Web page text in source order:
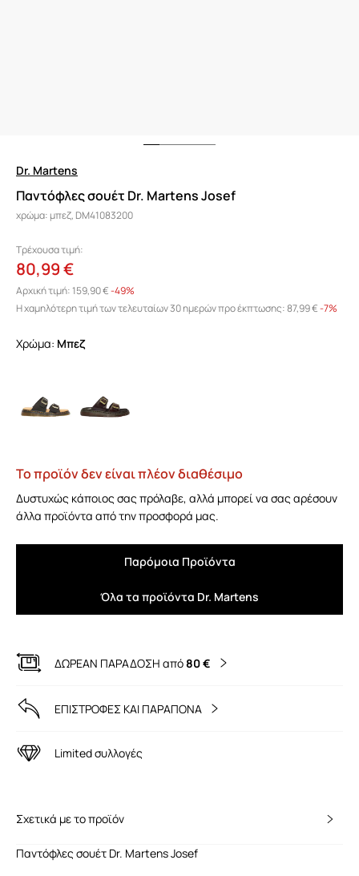
Dr. Martens
Παντόφλες σουέτ Dr. Martens Josef
χρώμα: μπεζ, DM41083200
Τρέχουσα τιμή:
80,99 €
Αρχική τιμή:159,90 €-49%
Η χαμηλότερη τιμή των τελευταίων 30 ημερών προ έκπτωσης:87,99 € -7%
Χρώμα: μπεζ
Το προϊόν δεν είναι πλέον διαθέσιμο
Δυστυχώς κάποιος σας πρόλαβε, αλλά μπορεί να σας αρέσουν
άλλα προϊόντα από την προσφορά μας.
Παρόμοια Προϊόντα
Όλα τα προϊόντα Dr. Martens
ΔΩΡΕΑΝ ΠΑΡΑΔΟΣΗ από80 €
ΕΠΙΣΤΡΟΦΕΣ ΚΑΙ ΠΑΡΑΠΟΝΑ
Limited συλλογές
Σχετικά με το προϊόν
Παντόφλες σουέτ Dr. Martens Josef